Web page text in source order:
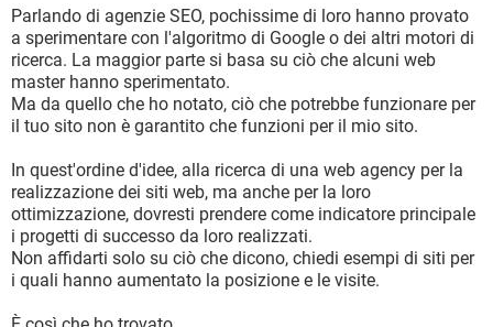
Parlando di agenzie SEO, pochissime di loro hanno provato
a sperimentare con l'algoritmo di Google o dei altri motori di
ricerca. La maggior parte si basa su ciò che alcuni web
master hanno sperimentato.
Ma da quello che ho notato, ciò che potrebbe funzionare per
il tuo sito non è garantito che funzioni per il mio sito.
In quest'ordine d'idee, alla ricerca di una web agency per la
realizzazione dei siti web, ma anche per la loro
ottimizzazione, dovresti prendere come indicatore principale
i progetti di successo da loro realizzati.
Non affidarti solo su ciò che dicono, chiedi esempi di siti per
i quali hanno aumentato la posizione e le visite.